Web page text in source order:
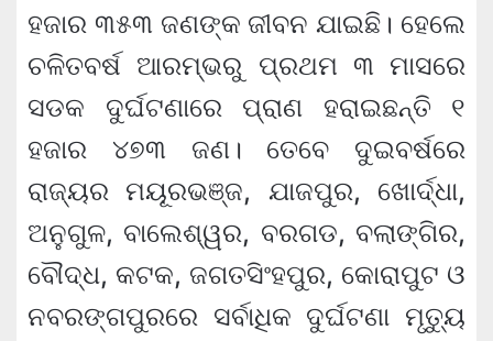
ହଜାର ୩୫୩ ଜଣଙ୍କ ଜୀବନ ଯାଇଛି। ହେଲେ
ଚଳିତବର୍ଷ ଆରମ୍ଭରୁ ପ୍ରଥମ ୩ ମାସରେ
ସଡକ ଦୁର୍ଘଟଣାରେ ପ୍ରାଣ ହରାଇଛନ୍ତି ୧
ହଜାର ୪୭୩ ଜଣ। ତେବେ ଦୁଇବର୍ଷରେ
ରାଜ୍ୟର ମୟୂରଭଞ୍ଜ, ଯାଜପୁର, ଖୋର୍ଦ୍ଧା,
ଅନୁଗୁଳ, ବାଲେଶ୍ୱର, ବରଗଡ, ବଲାଙ୍ଗିର,
ବୌଦ୍ଧ, କଟକ, ଜଗତସିଂହପୁର, କୋରାପୁଟ ଓ
ନବରଙ୍ଗପୁରରେ ସର୍ବାଧିକ ଦୁର୍ଘଟଣା ମୃତ୍ୟୁ